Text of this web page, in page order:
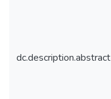
dc.description.abstract